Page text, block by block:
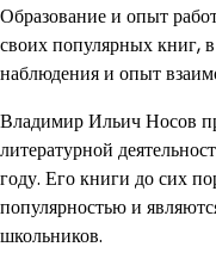
Образование и опыт
своих популярных книг,
наблюдения и опыт
Владимир Ильич Носов
литературной
году. Его книги до сих
популярностью и
школьников.